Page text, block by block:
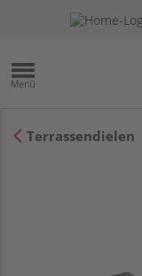
Terrassendielen